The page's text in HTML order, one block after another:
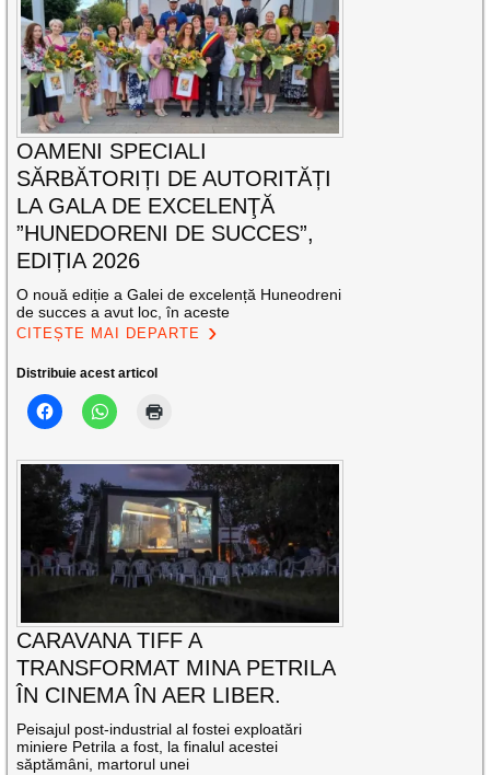
OAMENI SPECIALI
SĂRBĂTORIȚI DE AUTORITĂȚI
LA GALA DE EXCELENŢĂ
”HUNEDORENI DE SUCCES”,
EDIȚIA 2026
O nouă ediție a Galei de excelență Huneodreni
de succes a avut loc, în aceste
CITEȘTE MAI DEPARTE
Distribuie acest articol
CARAVANA TIFF A
TRANSFORMAT MINA PETRILA
ÎN CINEMA ÎN AER LIBER.
Peisajul post-industrial al fostei exploatări
miniere Petrila a fost, la finalul acestei
săptămâni, martorul unei